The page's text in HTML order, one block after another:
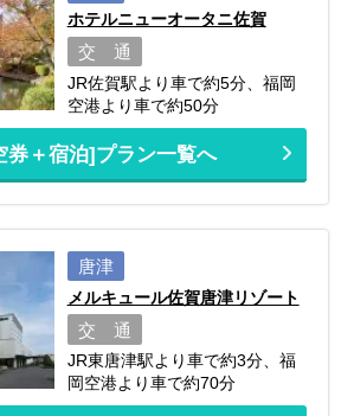
ホテルニューオータニ佐賀
交 通
JR佐賀駅より車で約5分、福岡
空港より車で約50分
券＋宿泊]プラン一覧へ
唐津
メルキュール佐賀唐津リゾート
交 通
JR東唐津駅より車で約3分、福
岡空港より車で約70分